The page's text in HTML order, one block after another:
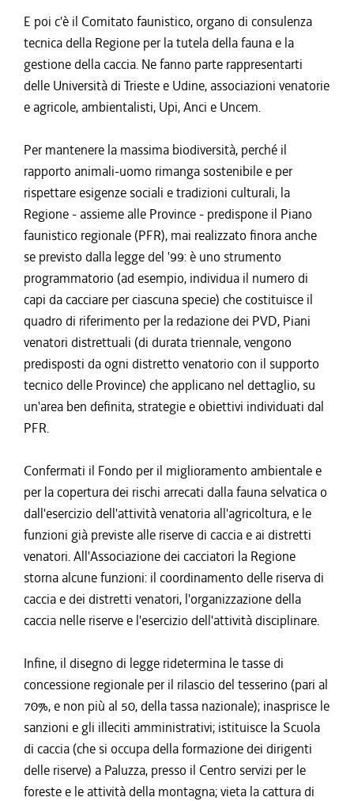
E poi c'è il Comitato faunistico, organo di consulenza
tecnica della Regione per la tutela della fauna e la
gestione della caccia. Ne fanno parte rappresentarti
delle Università di Trieste e Udine, associazioni venatorie
e agricole, ambientalisti, Upi, Anci e Uncem.
Per mantenere la massima biodiversità, perché il
rapporto animali-uomo rimanga sostenibile e per
rispettare esigenze sociali e tradizioni culturali, la
Regione - assieme alle Province - predispone il Piano
faunistico regionale (PFR), mai realizzato finora anche
se previsto dalla legge del '99: è uno strumento
programmatorio (ad esempio, individua il numero di
capi da cacciare per ciascuna specie) che costituisce il
quadro di riferimento per la redazione dei PVD, Piani
venatori distrettuali (di durata triennale, vengono
predisposti da ogni distretto venatorio con il supporto
tecnico delle Province) che applicano nel dettaglio, su
un'area ben definita, strategie e obiettivi individuati dal
PFR.
Confermati il Fondo per il miglioramento ambientale e
per la copertura dei rischi arrecati dalla fauna selvatica o
dall'esercizio dell'attività venatoria all'agricoltura, e le
funzioni già previste alle riserve di caccia e ai distretti
venatori. All'Associazione dei cacciatori la Regione
storna alcune funzioni: il coordinamento delle riserva di
caccia e dei distretti venatori, l'organizzazione della
caccia nelle riserve e l'esercizio dell'attività disciplinare.
Infine, il disegno di legge ridetermina le tasse di
concessione regionale per il rilascio del tesserino (pari al
70%, e non più al 50, della tassa nazionale); inasprisce le
sanzioni e gli illeciti amministrativi; istituisce la Scuola
di caccia (che si occupa della formazione dei dirigenti
delle riserve) a Paluzza, presso il Centro servizi per le
foreste e le attività della montagna; vieta la cattura di